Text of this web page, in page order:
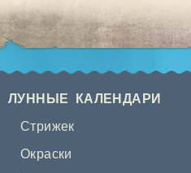
ЛУННЫЕ КАЛЕНДАРИ
Стрижек
Окраски